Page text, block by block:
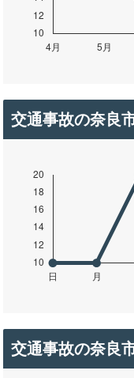
交通事故の奈良
交通事故の奈良